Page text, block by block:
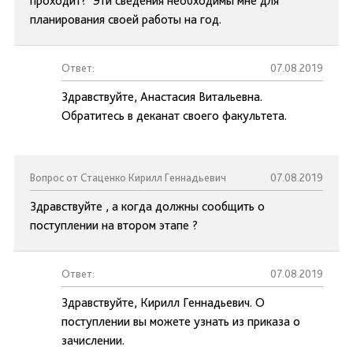
планирования своей работы на год.
Ответ: 07.08.2019
Здравствуйте, Анастасия Витальевна.
Обратитесь в деканат своего факультета.
Вопрос от Стаценко Кирилл Геннадьевич 07.08.2019
Здравствуйте , а когда должны сообщить о
поступлении на втором этапе ?
Ответ: 07.08.2019
Здравствуйте, Кирилл Геннадьевич. О
поступлении вы можете узнать из приказа о
зачислении.